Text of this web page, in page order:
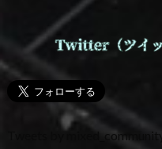
Tweets by mixed_community